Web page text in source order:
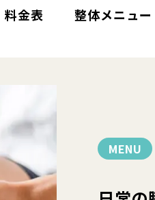
料金表 整体メニュー
MENU